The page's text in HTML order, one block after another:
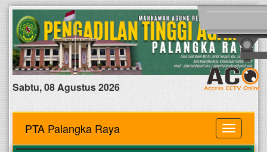
Sabtu, 08 Agustus 2026
MENU
PTA Palangka Raya